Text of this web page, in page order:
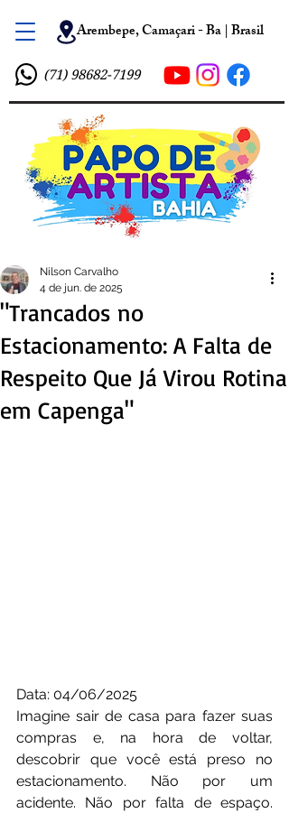
Arembepe, Camaçari - Ba | Brasil
(71) 98682-7199
"Trancados no
Estacionamento: A Falta de
Respeito Que Já Virou Rotina
em Capenga"
Nilson Carvalho
4 de jun. de 2025
Data: 04/06/2025
Imagine sair de casa para fazer suas
compras e, na hora de voltar,
descobrir que você está preso no
estacionamento. Não por um
acidente. Não por falta de espaço.